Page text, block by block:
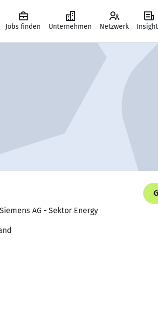
Jobs finden Unternehmen Netzwerk
AG - Sektor Energy